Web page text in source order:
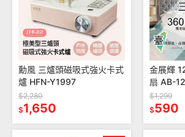
勳風 三爐頭磁吸式強火卡式
爐 HFN-Y1997
$2,280
$1,650
金展輝
扇 AB-
$1,299
$590